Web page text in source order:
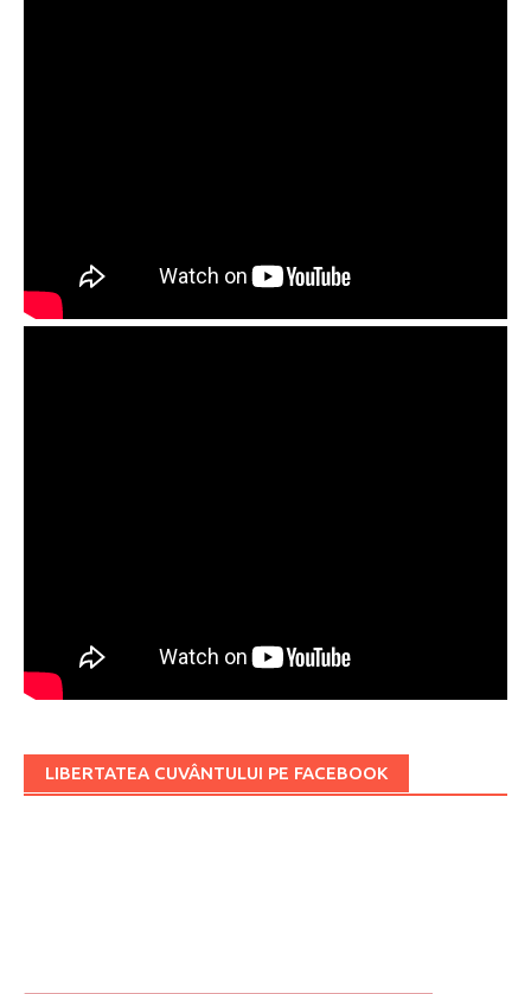
LIBERTATEA CUVÂNTULUI PE FACEBOOK